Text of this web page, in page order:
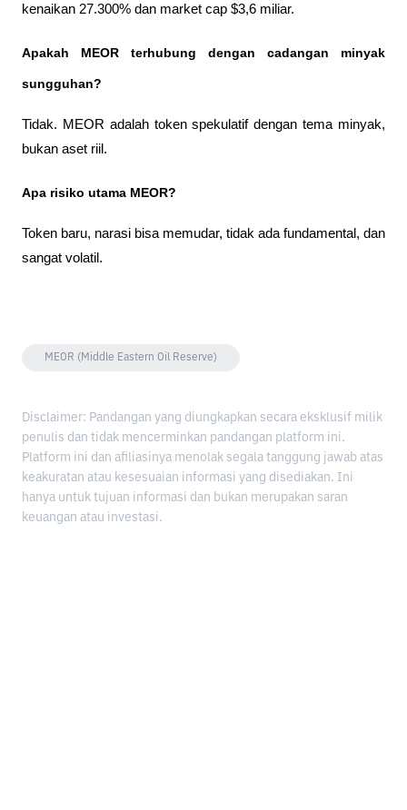
kenaikan 27.300% dan market cap $3,6 miliar.
Apakah MEOR terhubung dengan cadangan minyak
sungguhan?
Tidak. MEOR adalah token spekulatif dengan tema minyak,
bukan aset riil.
Apa risiko utama MEOR?
Token baru, narasi bisa memudar, tidak ada fundamental, dan
sangat volatil.
MEOR (Middle Eastern Oil Reserve)
Disclaimer: Pandangan yang diungkapkan secara eksklusif milik
penulis dan tidak mencerminkan pandangan platform ini.
Platform ini dan afiliasinya menolak segala tanggung jawab atas
keakuratan atau kesesuaian informasi yang disediakan. Ini
hanya untuk tujuan informasi dan bukan merupakan saran
keuangan atau investasi.